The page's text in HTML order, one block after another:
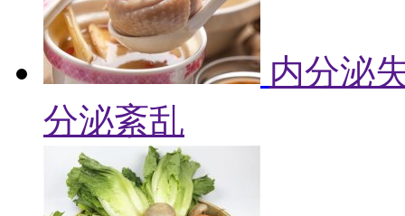
内分泌
分泌紊乱